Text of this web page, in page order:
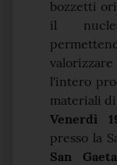
bozzetti
il
l'intero
materiali
Venerdì
presso la
San